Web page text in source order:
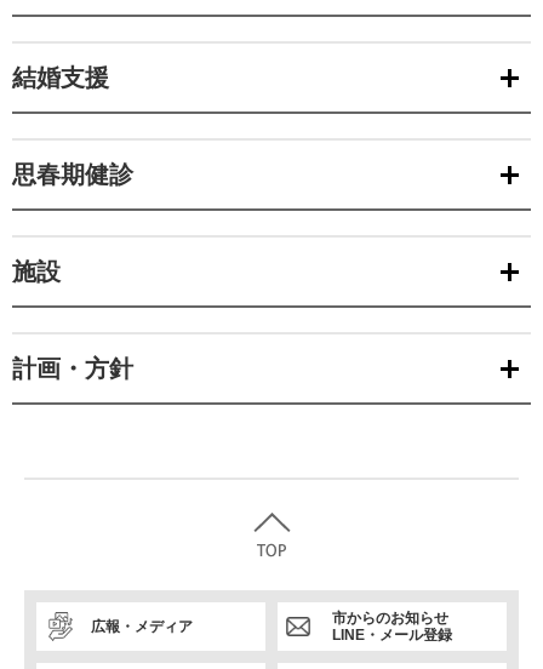
結婚支援
思春期健診
施設
計画・方針
広報・メディア
市からのお知らせ
LINE・メール登録